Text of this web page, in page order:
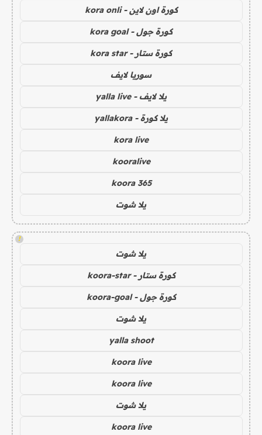
كورة اون لاين - kora onli
كورة جول - kora goal
كورة ستار - kora star
سوريا لايف
يلا لايف - yalla live
يلا كورة - yallakora
kora live
kooralive
koora 365
يلا شوت
!
يلا شوت
كورة ستار - koora-star
كورة جول - koora-goal
يلا شوت
yalla shoot
koora live
koora live
يلا شوت
koora live